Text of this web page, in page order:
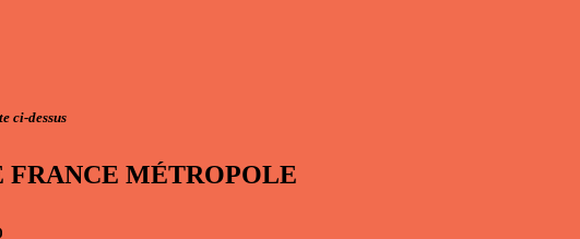
ci-dessus
FRANCE MÉTROPOLE